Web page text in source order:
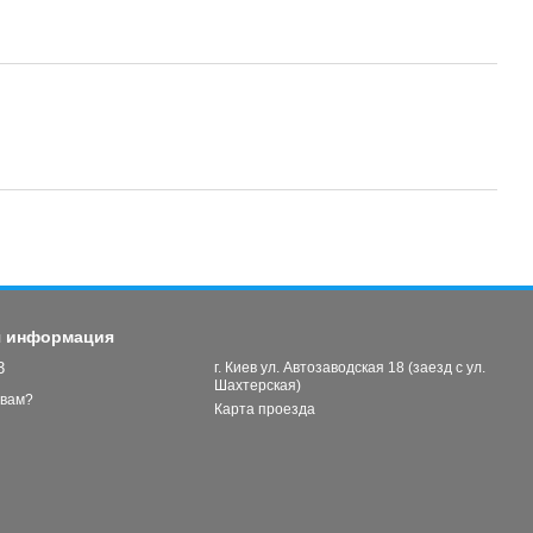
информация
г. Киев ул. Автозаводская 18 (заезд с ул.
Шахтерская)
Карта проезда